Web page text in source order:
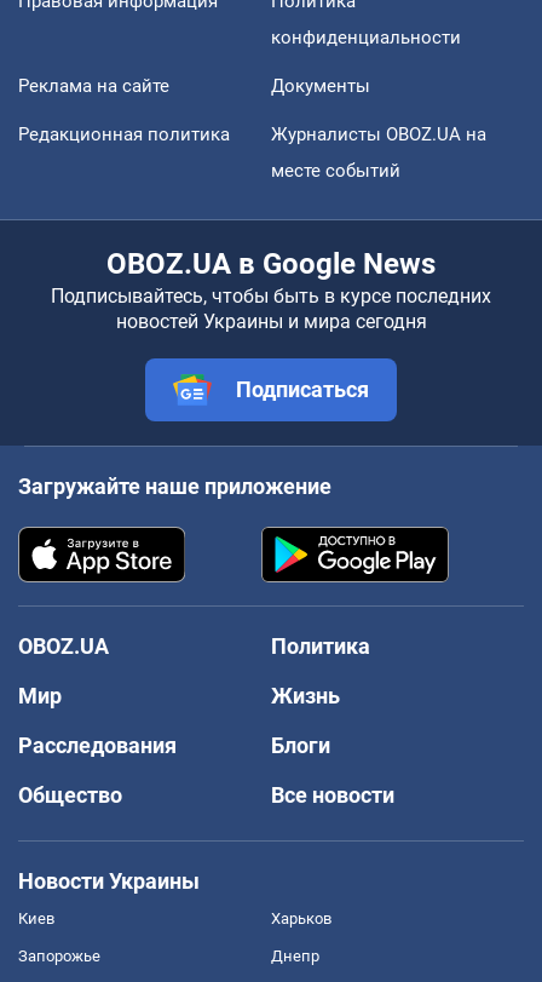
конфиденциальности
Реклама на сайте Документы
Редакционная политика
Журналисты OBOZ.UA на
месте событий
OBOZ.UA в Google News
Подписывайтесь, чтобы быть в курсе последних
новостей Украины и мира сегодня
Подписаться
Загружайте наше приложение
OBOZ.UA
Политика
Мир
Жизнь
Расследования
Блоги
Общество
Все новости
Новости Украины
Киев Харьков
Запорожье Днепр